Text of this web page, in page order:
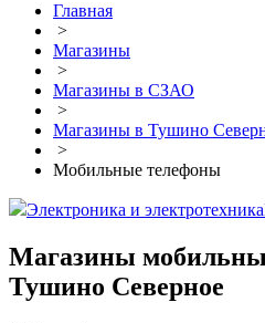
Главная
>
Магазины
>
Магазины в СЗАО
>
Магазины в Тушино
>
Мобильные телефоны
Электроника и электротехника
Магазины
Тушино Северное